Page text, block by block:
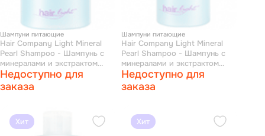
Шампуни питающие
Hair Company Light Mineral
Pearl Shampoo - Шампунь с
минералами и экстрактом
жемчуга 1000 мл
Недоступно для
заказа
Шампуни питающие
Hair Company Light Mineral
Pearl Shampoo - Шампунь с
минералами и экстрактом
жемчуга 250 мл
Недоступно для
заказа
Хит Хит